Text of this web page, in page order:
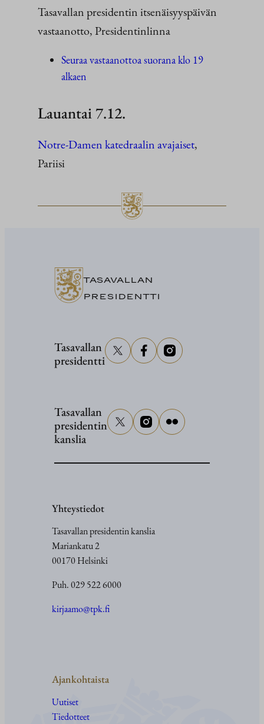
Tasavallan presidentin itsenäisyyspäivän
vastaanotto, Presidentinlinna
Seuraa vastaanottoa suorana klo 19
alkaen
Lauantai 7.12.
Notre-Damen katedraalin avajaiset,
Pariisi
TASAVALLAN
PRESIDENTTI
Tasavallan
presidentti
Tasavallan
presidentin
kanslia
Yhteystiedot
Tasavallan presidentin kanslia
Mariankatu 2
00170 Helsinki
Puh. 029 522 6000
kirjaamo@tpk.fi
Ajankohtaista
Uutiset
Tiedotteet